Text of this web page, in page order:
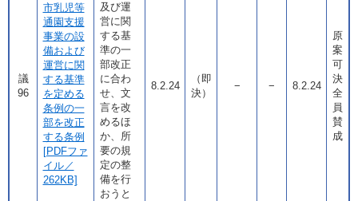
議
96
市乳児等
通園支援
事業の設
備および
運営に関
する基準
を定める
条例の一
部を改正
する条例
[PDFファ
イル／
262KB]
及び運
営に関
する基
準の一
部改正
に合わ
せ、文
言を改
めるほ
か、所
要の規
定の整
備を行
おうと
8.2.24
（即
決）
− − 8.2.24
原
案
可
決
全
員
賛
成